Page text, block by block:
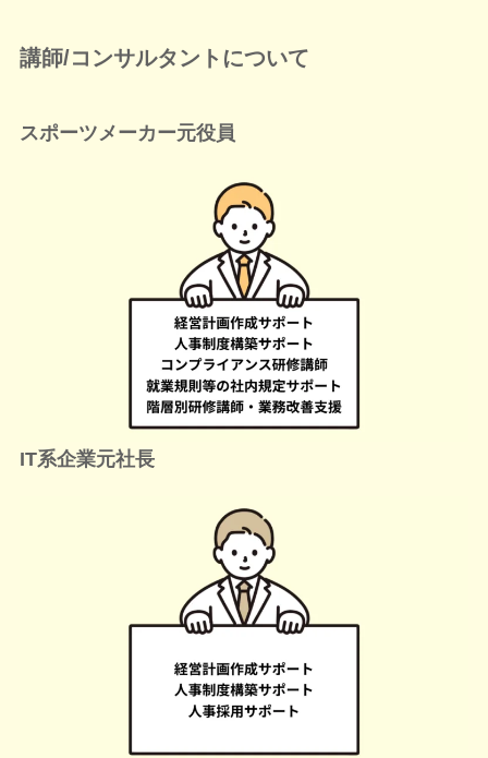
講師/コンサルタントについて
スポーツメーカー元役員
IT系企業元社長